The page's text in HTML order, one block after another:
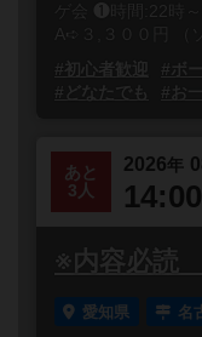
ゲ会 ❶時間:22時
A➪３,３００円 （
#初心者歓迎
#ボ
#どなたでも
#お
あと
3人
2026年
※内容必読
愛知県 名